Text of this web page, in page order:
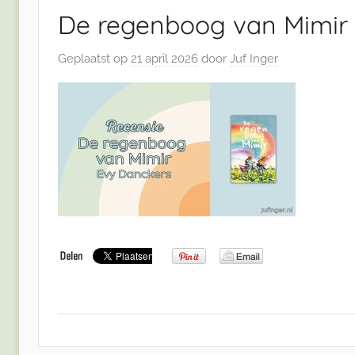
De regenboog van Mimir
Geplaatst op 21 april 2026 door Juf Inger